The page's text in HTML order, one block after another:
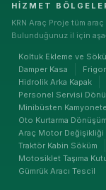
HIZMET
KRN Araç Proje tüm
Bulunduğunuz il için
Koltuk Ekleme ve
Damper Kasa
Hidrolik Arka Kapak
Personel Servisi
Minibüsten
Oto Kurtarma Dönüşüm
Araç Motor Değişikliği
Traktör Kabin Söküm
Motosiklet Taşıma
Gümrük Aracı Tescil